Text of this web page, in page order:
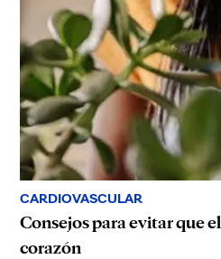
CARDIOVASCULAR
Consejos para evitar que
corazón